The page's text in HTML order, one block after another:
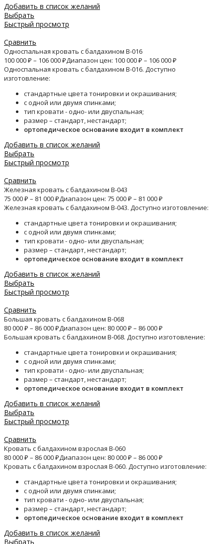
Добавить в список желаний
Выбрать
Быстрый просмотр
Сравнить
Односпальная кровать с балдахином B-016
100 000₽ – 106 000₽Диапазон цен: 100 000 ₽ – 106 000 ₽
Односпальная кровать с балдахином B-016. Доступно
изготовление:
стандартные цвета тонировки и окрашивания;
с одной или двумя спинками;
тип кровати - одно- или двуспальная;
размер – стандарт, нестандарт;
ортопедическое основание входит в комплект
Добавить в список желаний
Выбрать
Быстрый просмотр
Сравнить
Железная кровать с балдахином B-043
75 000₽ – 81 000₽Диапазон цен: 75 000 ₽ – 81 000 ₽
Железная кровать с балдахином B-043. Доступно изготовление:
стандартные цвета тонировки и окрашивания;
с одной или двумя спинками;
тип кровати - одно- или двуспальная;
размер – стандарт, нестандарт;
ортопедическое основание входит в комплект
Добавить в список желаний
Выбрать
Быстрый просмотр
Сравнить
Большая кровать с балдахином B-068
80 000₽ – 86 000₽Диапазон цен: 80 000 ₽ – 86 000 ₽
Большая кровать с балдахином B-068. Доступно изготовление:
стандартные цвета тонировки и окрашивания;
с одной или двумя спинками;
тип кровати - одно- или двуспальная;
размер – стандарт, нестандарт;
ортопедическое основание входит в комплект
Добавить в список желаний
Выбрать
Быстрый просмотр
Сравнить
Кровать с балдахином взрослая B-060
80 000₽ – 86 000₽Диапазон цен: 80 000 ₽ – 86 000 ₽
Кровать с балдахином взрослая B-060. Доступно изготовление:
стандартные цвета тонировки и окрашивания;
с одной или двумя спинками;
тип кровати - одно- или двуспальная;
размер – стандарт, нестандарт;
ортопедическое основание входит в комплект
Добавить в список желаний
Выбрать